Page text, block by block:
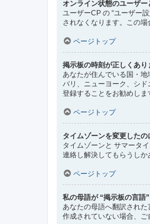
オンライン状態のユーザ
ユーザーCP の “ユーザー
されなくなります。この
ページトップ
掲示板の時刻が正しくあり
あなたが住んでいる国・
パリ、ニューヨーク、シ
登録することをお勧めしま
ページトップ
タイムゾーンを変更したの
タイムゾーンと サマータ
連絡し解決してもらうしか
ページトップ
私の母語が “掲示板の言語
あなたの母語へ翻訳され
作成されていない場合、